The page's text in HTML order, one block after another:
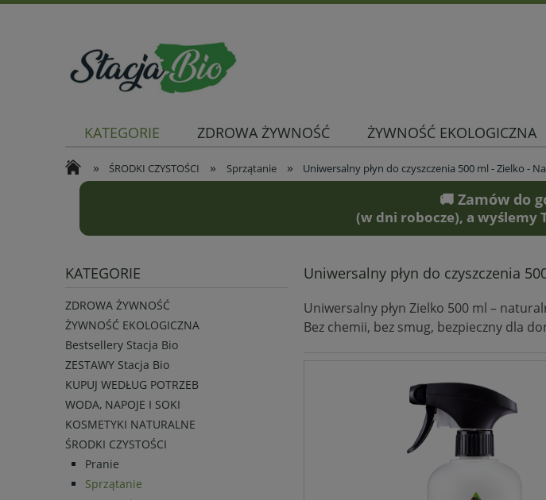
KATEGORIE ZDROWA ŻYWNOŚĆ ŻYWNOŚĆ EKOLOGICZNA
» ŚRODKI CZYSTOŚCI » Sprzątanie » Uniwersalny płyn do czyszczenia 500 ml - Zielko -
🚚 Zamów do
(w dni robocze), a wyślemy
KATEGORIE
ZDROWA ŻYWNOŚĆ
ŻYWNOŚĆ EKOLOGICZNA
Bestsellery Stacja Bio
ZESTAWY Stacja Bio
KUPUJ WEDŁUG POTRZEB
WODA, NAPOJE I SOKI
KOSMETYKI NATURALNE
ŚRODKI CZYSTOŚCI
Pranie
Sprzątanie
Uniwersalny płyn do czyszczenia
Uniwersalny płyn Zielko 500 ml –
Bez chemii, bez smug, bezpieczny dla